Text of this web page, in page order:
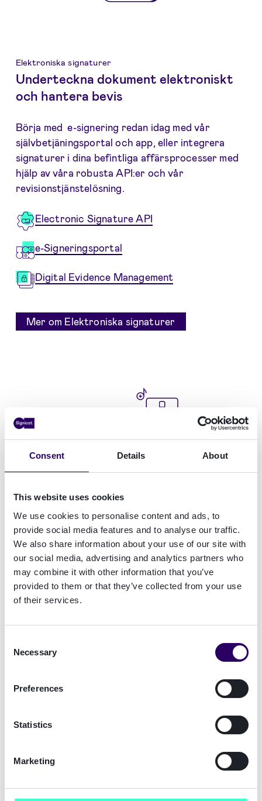
Consent Details About
This website uses cookies
We use cookies to personalise content and ads, to
provide social media features and to analyse our traffic.
We also share information about your use of our site with
our social media, advertising and analytics partners who
may combine it with other information that you’ve
provided to them or that they’ve collected from your use
of their services.
Selection
Necessary
Preferences
Statistics
Marketing
Elektroniska signaturer
Underteckna dokument elektroniskt
och hantera bevis
Börja med e-signering redan idag med vår
självbetjäningsportal och app, eller integrera
signaturer i dina befintliga affärsprocesser med
hjälp av våra robusta API:er och vår
revisionstjänstelösning.
Electronic Signature API
e-Signeringsportal
Digital Evidence Management
Mer om Elektroniska signaturer
Trust Orchestration
Automatisera och orkestrera
kompatibla identitets- och
Orkestrera, bygg, visualisera och automatisera
AML-kompatibel onboarding, säker autentisering
Signicat Mint
RiskFlow Orchestration
Digital Evidence Management